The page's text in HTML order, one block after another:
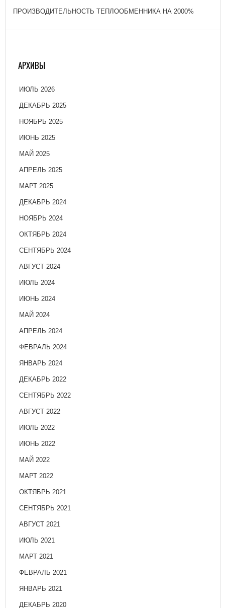
ПРОИЗВОДИТЕЛЬНОСТЬ ТЕПЛООБМЕННИКА НА 2000%
АРХИВЫ
ИЮЛЬ 2026
ДЕКАБРЬ 2025
НОЯБРЬ 2025
ИЮНЬ 2025
МАЙ 2025
АПРЕЛЬ 2025
МАРТ 2025
ДЕКАБРЬ 2024
НОЯБРЬ 2024
ОКТЯБРЬ 2024
СЕНТЯБРЬ 2024
АВГУСТ 2024
ИЮЛЬ 2024
ИЮНЬ 2024
МАЙ 2024
АПРЕЛЬ 2024
ФЕВРАЛЬ 2024
ЯНВАРЬ 2024
ДЕКАБРЬ 2022
СЕНТЯБРЬ 2022
АВГУСТ 2022
ИЮЛЬ 2022
ИЮНЬ 2022
МАЙ 2022
МАРТ 2022
ОКТЯБРЬ 2021
СЕНТЯБРЬ 2021
АВГУСТ 2021
ИЮЛЬ 2021
МАРТ 2021
ФЕВРАЛЬ 2021
ЯНВАРЬ 2021
ДЕКАБРЬ 2020